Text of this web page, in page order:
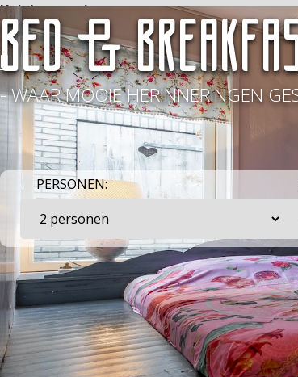
Unieke ervaringen
Contact
NL DE EN
BED &
- WAAR MOOIE HERINNERINGEN
PERSONEN: